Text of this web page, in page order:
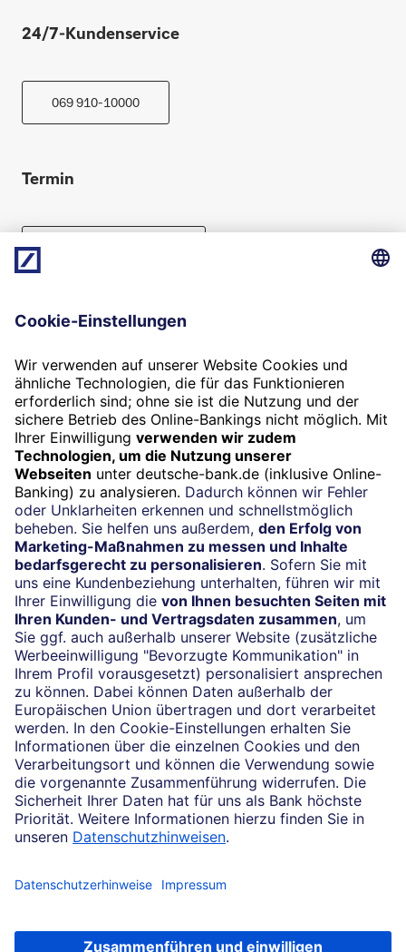
24/7-Kundenservice
069 910-10000
Termin
Folgen Sie uns
Widerruf
Vertrag widerrufen
Impressum
Konditionen und Preise
Rechtliche Hinweise
Datenschutz
Barrierefreiheit
Cookie-Einstellungen
Sicherheit und Technik
Notfallnummern